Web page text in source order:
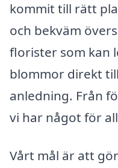
kommit till rätt
och bekväm
florister som kan
blommor direkt
anledning. Från
vi har något för
Vårt mål är att